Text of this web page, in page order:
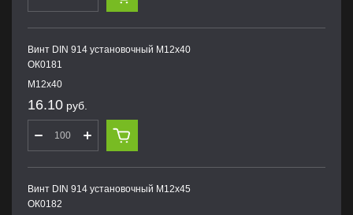
Винт DIN 914 установочный М12х40
ОК0181
М12х40
16.10 руб.
Винт DIN 914 установочный М12х45
ОК0182